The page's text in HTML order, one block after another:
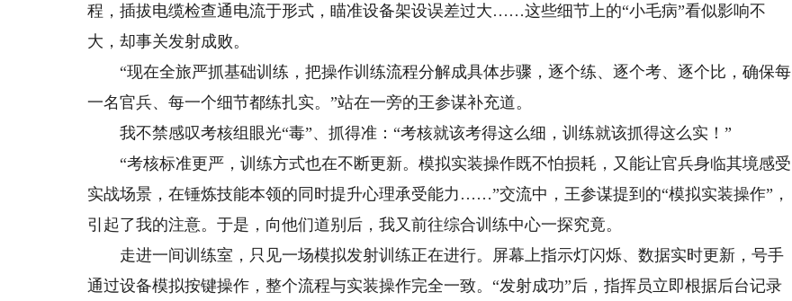
程，插拔电缆检查通电流于形式，瞄准设备架设误差过大……这些细节上的“小毛病”看似影响不
大，却事关发射成败。
“现在全旅严抓基础训练，把操作训练流程分解成具体步骤，逐个练、逐个考、逐个比，确保每
一名官兵、每一个细节都练扎实。”站在一旁的王参谋补充道。
我不禁感叹考核组眼光“毒”、抓得准：“考核就该考得这么细，训练就该抓得这么实！”
“考核标准更严，训练方式也在不断更新。模拟实装操作既不怕损耗，又能让官兵身临其境感受
实战场景，在锤炼技能本领的同时提升心理承受能力……”交流中，王参谋提到的“模拟实装操作”，
引起了我的注意。于是，向他们道别后，我又前往综合训练中心一探究竟。
走进一间训练室，只见一场模拟发射训练正在进行。屏幕上指示灯闪烁、数据实时更新，号手
通过设备模拟按键操作，整个流程与实装操作完全一致。“发射成功”后，指挥员立即根据后台记录